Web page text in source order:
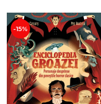
-15%